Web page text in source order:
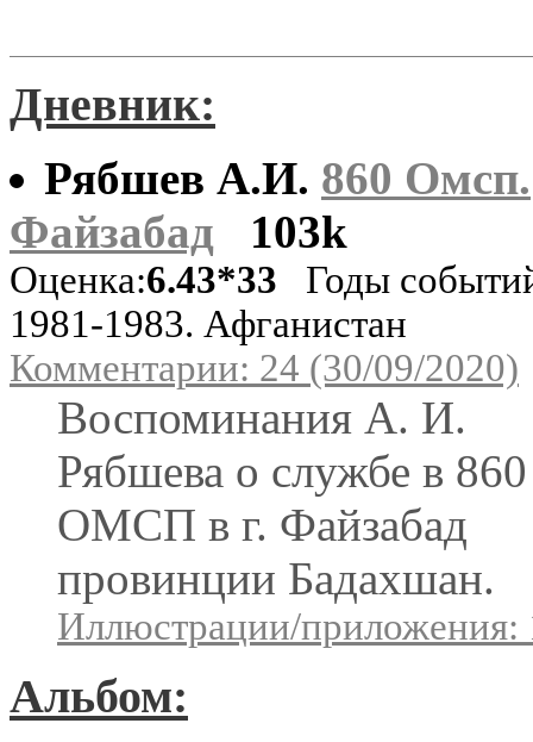
Дневник:
Рябшев А.И. 860 Омсп.
Файзабад
103k
Оценка:6.43*33 Годы
1981-1983. Афганистан
Комментарии: 24 (30/09/2020)
Воспоминания А. И.
Рябшева о службе в 860
ОМСП в г. Файзабад
провинции Бадахшан.
Иллюстрации/приложения:
Альбом: